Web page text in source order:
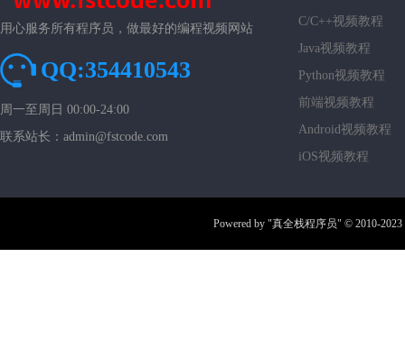
用心服务所有程序员，做最好的编程视频网站
QQ:354410543
周一至周日 00:00-24:00
联系站长：admin@fstcode.com
C/C++视频教程
Java视频教程
Python视频教程
前端视频教程
Android视频教程
iOS视频教程
Powered by "真全栈程序员" © 2010-2023